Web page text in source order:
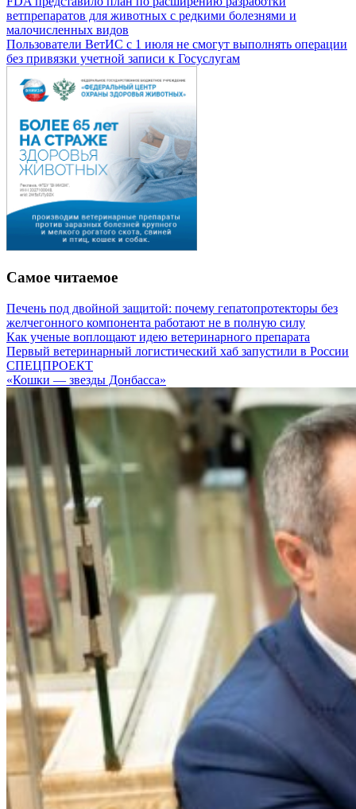
ветпрепаратов для животных с редкими болезнями и
малочисленных видов
Пользователи ВетИС с 1 июля не смогут выполнять операции
без привязки учетной записи к Госуслугам
Самое читаемое
Печень под двойной защитой: почему гепатопротекторы без
желчегонного компонента работают не в полную силу
Как ученые воплощают идею ветеринарного препарата
Первый ветеринарный логистический хаб запустили в России
СПЕЦПРОЕКТ
«Кошки — звезды Донбасса»